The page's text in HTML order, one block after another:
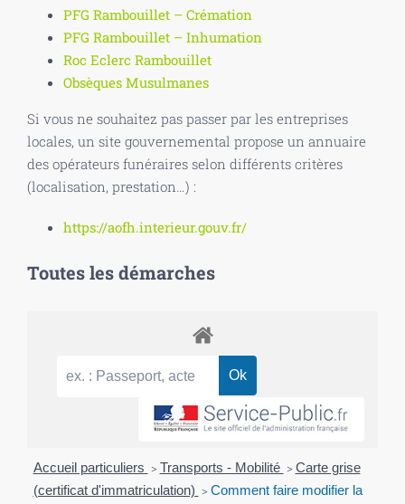
PFG Rambouillet – Crémation
PFG Rambouillet – Inhumation
Roc Eclerc Rambouillet
Obsèques Musulmanes
Si vous ne souhaitez pas passer par les entreprises
locales, un site gouvernemental propose un annuaire
des opérateurs funéraires selon différents critères
(localisation, prestation…) :
https://aofh.interieur.gouv.fr/
Toutes les démarches
Accueil particuliers > Transports - Mobilité > Carte grise
(certificat d'immatriculation) > Comment faire modifier la